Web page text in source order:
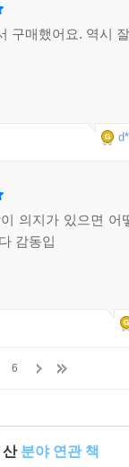
구매했어요. 역시
의지가 있으면 어
감동입
6
산 분야 연관 책